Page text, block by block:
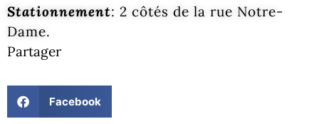
Stationnement: 2 côtés de la rue Notre-
Dame.
Partager
Facebook